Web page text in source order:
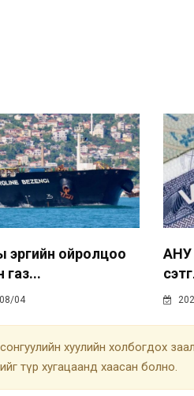
эргийн ойролцоо
газ...
04
АНУ
хуулийн холбогдох
түр хугацаанд хаасан болно.